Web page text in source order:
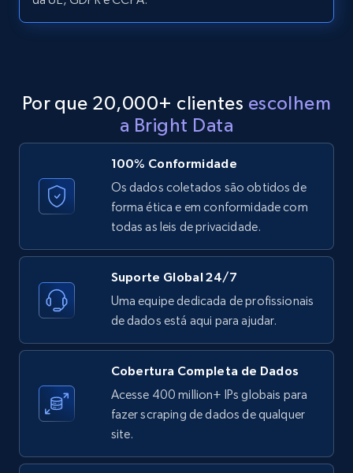
LinkedIn posts - Discover posts by Profile
URL
11.3K+ 1.5K+ Comece grátis
LinkedIn posts - Discover new posts
company URL
URL, ID, User id, Use url, Title, Headline, Post
text, Date posted, and more.
11.3K+
X (formerly Twitter) - Posts
ID, User posted, Name, Description, Date
posted, Photos, URL, Quoted post, and more.
Por que 20,000+ clientes escolhem
a Bright Data
100% Conformidade
Os dados coletados são obtidos de
forma ética e em conformidade com
todas as leis de privacidade.
Suporte Global 24/7
Uma equipe dedicada de profissionais
de dados está aqui para ajudar.
Cobertura Completa de Dados
Acesse 400 million+ IPs globais para
fazer scraping de dados de qualquer
site.